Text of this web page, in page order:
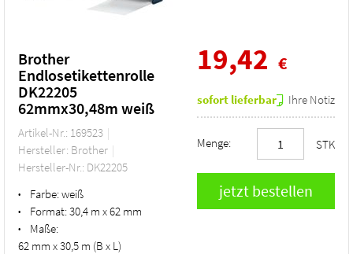
Brother
Endlosetikettenrolle
DK22205
62mmx30,48m weiß
Artikel-Nr.: 169523
Hersteller: Brother
Hersteller-Nr.: DK22205
• Farbe:weiß
• Format:30,4 m x 62 mm
•
Maße:
62 mm x 30,5 m (B x L)
19,42 €
sofort lieferbar Ihre Notiz
Menge: STK